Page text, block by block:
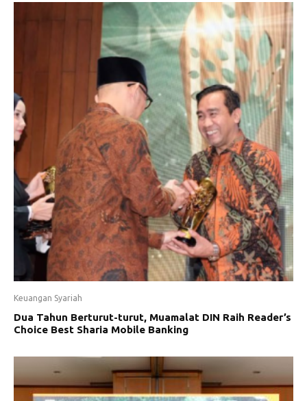
Keuangan Syariah
Dua Tahun Berturut-turut, Muamalat DIN Raih Reader’s
Choice Best Sharia Mobile Banking